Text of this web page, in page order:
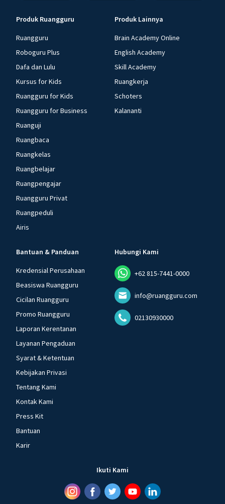
Produk Ruangguru
Ruangguru
Roboguru Plus
Dafa dan Lulu
Kursus for Kids
Ruangguru for Kids
Ruangguru for Business
Ruanguji
Ruangbaca
Ruangkelas
Ruangbelajar
Ruangpengajar
Ruangguru Privat
Ruangpeduli
Airis
Produk Lainnya
Brain Academy Online
English Academy
Skill Academy
Ruangkerja
Schoters
Kalananti
Bantuan & Panduan
Kredensial Perusahaan
Beasiswa Ruangguru
Cicilan Ruangguru
Promo Ruangguru
Laporan Kerentanan
Layanan Pengaduan
Syarat & Ketentuan
Kebijakan Privasi
Tentang Kami
Kontak Kami
Press Kit
Bantuan
Karir
Hubungi Kami
+62 815-7441-0000
info@ruangguru.com
02130930000
Ikuti Kami